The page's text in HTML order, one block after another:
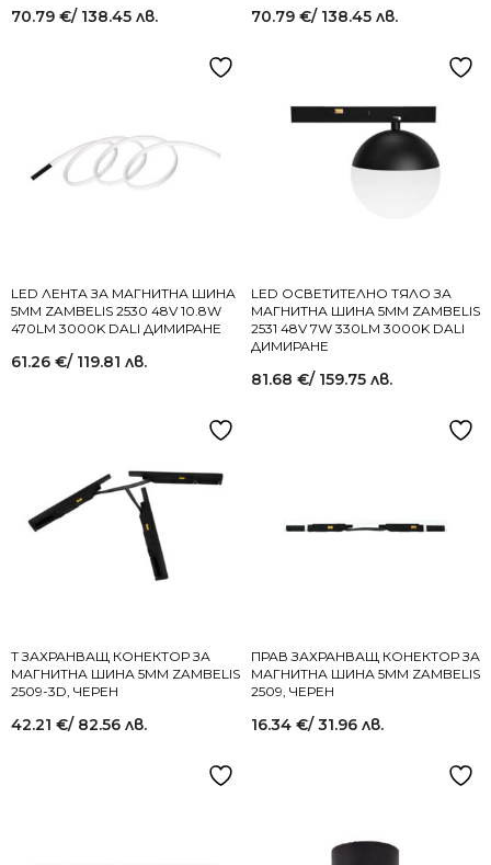
70.79 €/ 138.45 лв. 70.79 €/ 138.45 лв.
LED ЛЕНТА ЗА МАГНИТНА ШИНА
5MM ZAMBELIS 2530 48V 10.8W
470LM 3000K DALI ДИМИРАНЕ
61.26 €/ 119.81 лв.
LED ОСВЕТИТЕЛНО ТЯЛО ЗА
МАГНИТНА ШИНА 5MM ZAMBELIS
2531 48V 7W 330LM 3000K DALI
ДИМИРАНЕ
81.68 €/ 159.75 лв.
Т ЗАХРАНВАЩ КОНЕКТОР ЗА
МАГНИТНА ШИНА 5MM ZAMBELIS
2509-3D, ЧЕРЕН
42.21 €/ 82.56 лв.
ПРАВ ЗАХРАНВАЩ КОНЕКТОР ЗА
МАГНИТНА ШИНА 5MM ZAMBELIS
2509, ЧЕРЕН
16.34 €/ 31.96 лв.